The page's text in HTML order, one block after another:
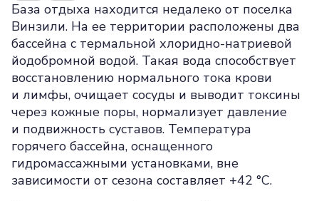
База отдыха находится недалеко от поселка
Винзили. На ее территории расположены два
бассейна с термальной хлоридно-натриевой
йодобромной водой. Такая вода способствует
восстановлению нормального тока крови
и лимфы, очищает сосуды и выводит токсины
через кожные поры, нормализует давление
и подвижность суставов. Температура
горячего бассейна, оснащенного
гидромассажными установками, вне
зависимости от сезона составляет +42 °С.